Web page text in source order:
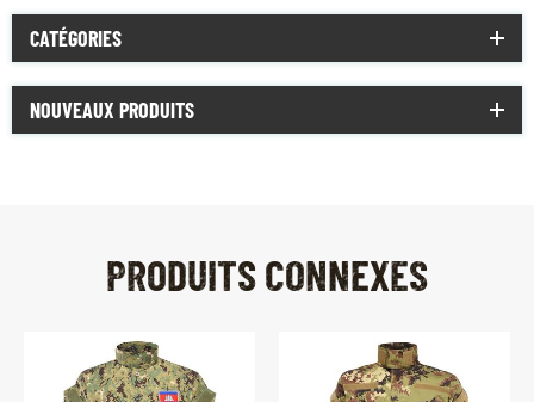
CATÉGORIES
NOUVEAUX PRODUITS
PRODUITS CONNEXES